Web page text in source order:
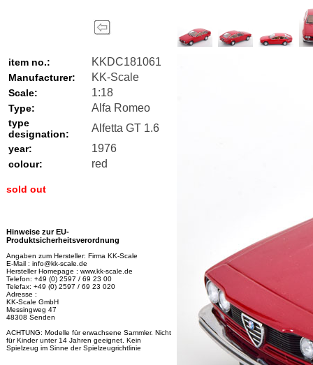
item no.: KKDC181061
Manufacturer: KK-Scale
Scale: 1:18
Type: Alfa Romeo
type
designation:
Alfetta GT 1.6
year: 1976
colour: red
sold out
Hinweise zur EU-
Produktsicherheitsverordnung
Angaben zum Hersteller: Firma KK-Scale
E-Mail : info@kk-scale.de
Hersteller Homepage : www.kk-scale.de
Telefon: +49 (0) 2597 / 69 23 00
Telefax: +49 (0) 2597 / 69 23 020
Adresse :
KK-Scale GmbH
Messingweg 47
48308 Senden
ACHTUNG: Modelle für erwachsene Sammler. Nicht
für Kinder unter 14 Jahren geeignet. Kein
Spielzeug im Sinne der Spielzeugrichtlinie